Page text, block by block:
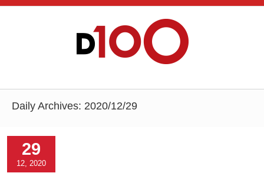
Daily Archives: 2020/12/29
29
12, 2020